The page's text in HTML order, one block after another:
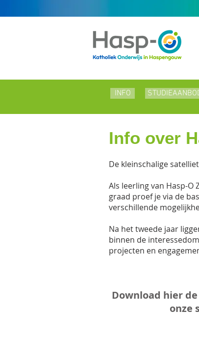
INFO
INFO
Info over
De kleinschalige
Als leerling van Hasp-
graad proef je via de
verschillende
Na het tweede jaar
binnen de
projecten en
Download hier
onze